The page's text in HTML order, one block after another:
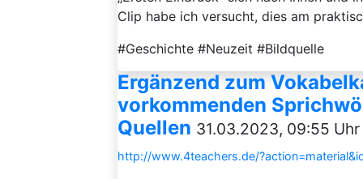
Clip habe ich versucht, dies am
#Geschichte #Neuzeit #Bildquelle
Ergänzend zum
vorkommenden
Quellen 31.03.2023, 09:55 Uhr
http://www.4teachers.de/